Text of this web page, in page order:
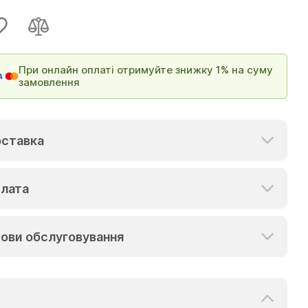
При онлайн оплаті отримуйте знижку 1% на суму
замовлення
обслуговування